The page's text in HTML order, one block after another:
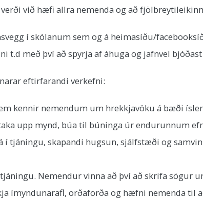
við hæfi allra nemenda og að
í skólanum sem og á heimasíðu/
með því að spyrja af áhuga og jafnvel
eftirfarandi verkefni:
kennir nemendum um hrekkjavöku á bæði
upp mynd, búa til búninga úr endurunnum
tjáningu, skapandi hugsun, sjálfstæði og
Nemendur vinna að því að skrifa sögur
orðaforða og hæfni nemenda til